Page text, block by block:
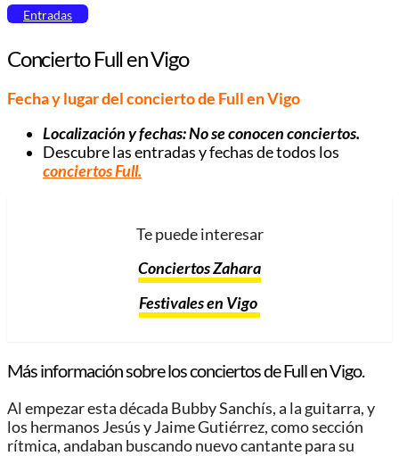
Entradas
Concierto Full en Vigo
Fecha y lugar del concierto de Full en Vigo
Localización y fechas:No se conocen conciertos.
Descubre las entradas y fechas de todos los
conciertos Full.
Te puede interesar
Conciertos Zahara
Festivales en Vigo
Más información sobre los conciertos de Full en Vigo.
Al empezar esta década Bubby Sanchís, a la guitarra, y
los hermanos Jesús y Jaime Gutiérrez, como sección
rítmica, andaban buscando nuevo cantante para su